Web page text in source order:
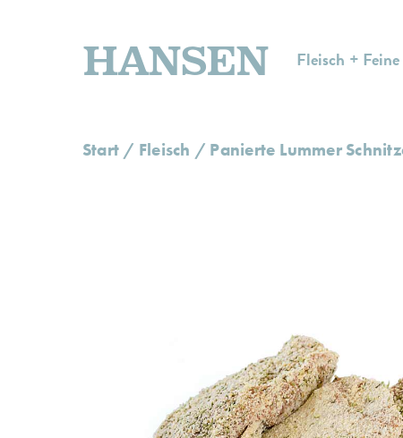
HANSEN Fleisch +
Start / Fleisch / Panierte Lummer